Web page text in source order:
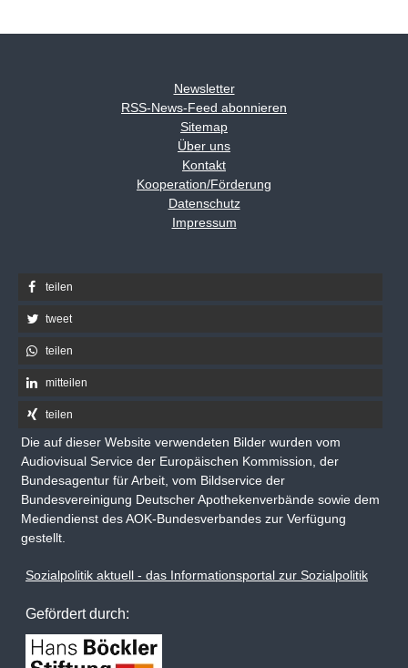
Newsletter
RSS-News-Feed abonnieren
Sitemap
Über uns
Kontakt
Kooperation/Förderung
Datenschutz
Impressum
teilen
tweet
teilen
mitteilen
teilen
Die auf dieser Website verwendeten Bilder wurden vom
Audiovisual Service der Europäischen Kommission, der
Bundesagentur für Arbeit, vom Bildservice der
Bundesvereinigung Deutscher Apothekenverbände sowie dem
Mediendienst des AOK-Bundesverbandes zur Verfügung
gestellt.
Sozialpolitik aktuell - das Informationsportal zur Sozialpolitik
Gefördert durch: